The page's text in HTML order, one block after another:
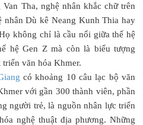
Tha, nghệ nhân khắc chữ trên
nhân Dù kê Neang Kunh Thia hay
không chỉ là cầu nối giữa thế hệ
hệ Gen Z mà còn là biểu tượng
triển văn hóa Khmer.
có khoảng 10 câu lạc bộ văn
với gần 300 thành viên, phần
người trẻ, là nguồn nhân lực triển
nghệ thuật địa phương. Những